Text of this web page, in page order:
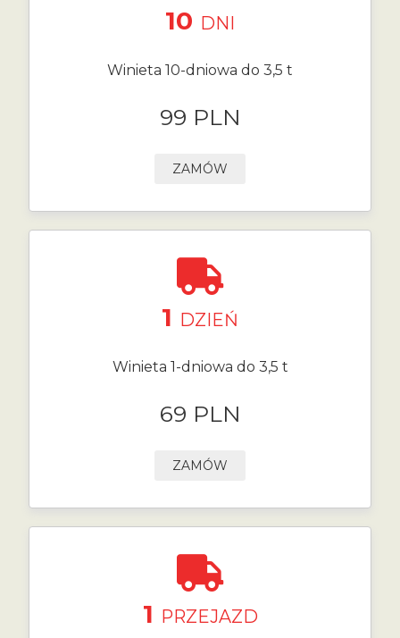
10 DNI
Winieta 10-dniowa do 3,5 t
99 PLN
ZAMÓW
1 DZIEŃ
Winieta 1-dniowa do 3,5 t
69 PLN
ZAMÓW
1 PRZEJAZD